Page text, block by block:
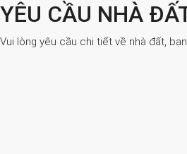
YÊU CẦU NHÀ
Vui lòng yêu cầu chi tiết về nhà đất,